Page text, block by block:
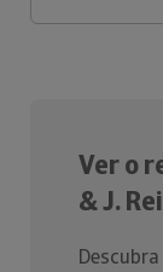
Ver o
& J.